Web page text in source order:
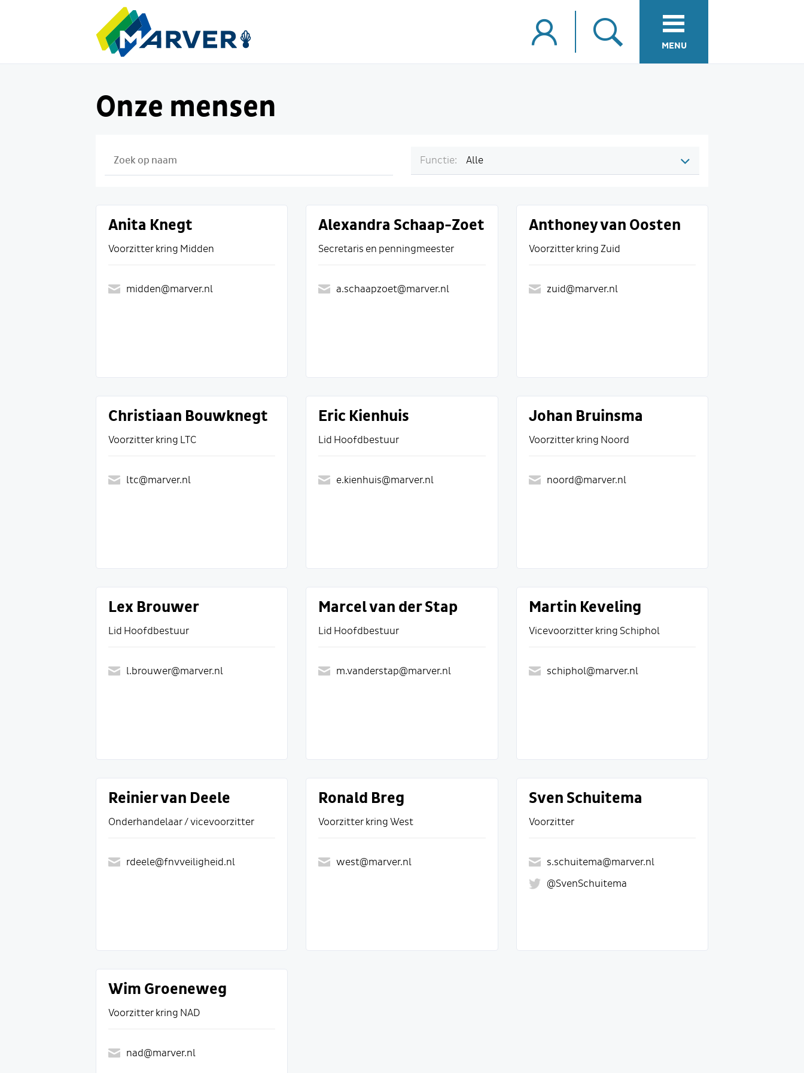
MENU
Onze mensen
Functie: Alle
Anita Knegt
Voorzitter kring Midden
midden@marver.nl
Alexandra Schaap-Zoet
Secretaris en penningmeester
a.schaapzoet@marver.nl
Anthoney van Oosten
Voorzitter kring Zuid
zuid@marver.nl
Christiaan Bouwknegt
Voorzitter kring LTC
ltc@marver.nl
Eric Kienhuis
Lid Hoofdbestuur
e.kienhuis@marver.nl
Johan Bruinsma
Voorzitter kring Noord
noord@marver.nl
Lex Brouwer
Lid Hoofdbestuur
l.brouwer@marver.nl
Marcel van der Stap
Lid Hoofdbestuur
m.vanderstap@marver.nl
Martin Keveling
Vicevoorzitter kring Schiphol
schiphol@marver.nl
Reinier van Deele
Onderhandelaar / vicevoorzitter
rdeele@fnvveiligheid.nl
Ronald Breg
Voorzitter kring West
west@marver.nl
Sven Schuitema
Voorzitter
s.schuitema@marver.nl
@SvenSchuitema
Wim Groeneweg
Voorzitter kring NAD
nad@marver.nl